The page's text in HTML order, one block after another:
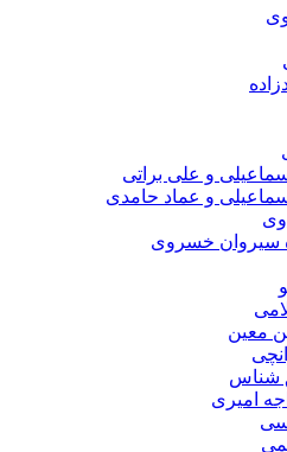
و علی براتی
و عماد حامدی
خسروی